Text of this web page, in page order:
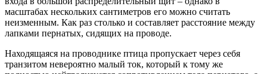
масштабах нескольких сантиметров его можно считать
неизменным. Как раз столько и составляет расстояние между
лапками пернатых, сидящих на проводе.
Находящаяся на проводнике птица пропускает через себя
транзитом невероятно малый ток, который к тому же